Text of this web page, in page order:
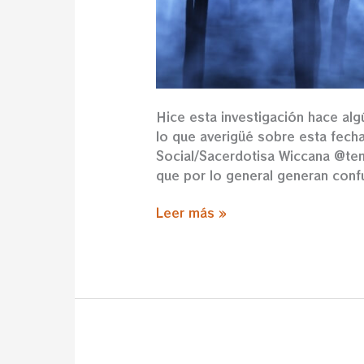
Hice esta investigación hace
lo que averigüé sobre esta
Social/Sacerdotisa Wiccana
que por lo general generan
Leer más »